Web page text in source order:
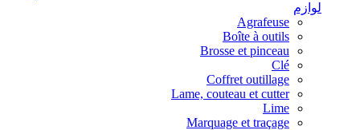
لوازم
Agrafeuse
Boîte à outils
Brosse et pinceau
Clé
Coffret outillage
Lame, couteau et cutter
Lime
Marquage et traçage